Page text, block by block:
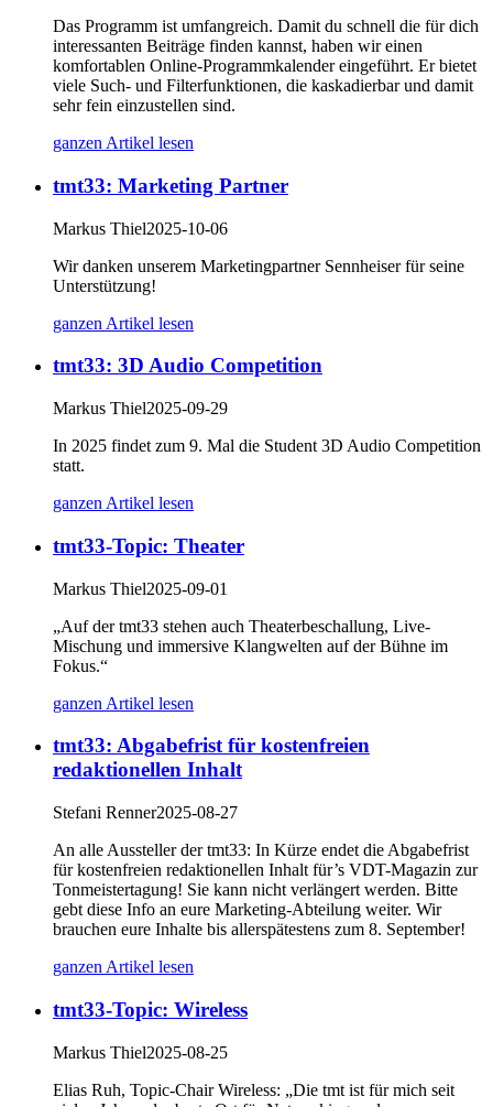
Das Programm ist umfangreich. Damit du schnell die für dich
interessanten Beiträge finden kannst, haben wir einen
komfortablen Online-Programmkalender eingeführt. Er bietet
viele Such- und Filterfunktionen, die kaskadierbar und damit
sehr fein einzustellen sind.
ganzen Artikel lesen
tmt33: Marketing Partner
Markus Thiel2025-10-06
Wir danken unserem Marketingpartner Sennheiser für seine
Unterstützung!
ganzen Artikel lesen
tmt33: 3D Audio Competition
Markus Thiel2025-09-29
In 2025 findet zum 9. Mal die Student 3D Audio Competition
statt.
ganzen Artikel lesen
tmt33-Topic: Theater
Markus Thiel2025-09-01
„Auf der tmt33 stehen auch Theaterbeschallung, Live-
Mischung und immersive Klangwelten auf der Bühne im
Fokus.“
ganzen Artikel lesen
tmt33: Abgabefrist für kostenfreien
redaktionellen Inhalt
Stefani Renner2025-08-27
An alle Aussteller der tmt33: In Kürze endet die Abgabefrist
für kostenfreien redaktionellen Inhalt für’s VDT-Magazin zur
Tonmeistertagung! Sie kann nicht verlängert werden. Bitte
gebt diese Info an eure Marketing-Abteilung weiter. Wir
brauchen eure Inhalte bis allerspätestens zum 8. September!
ganzen Artikel lesen
tmt33-Topic: Wireless
Markus Thiel2025-08-25
Elias Ruh, Topic-Chair Wireless: „Die tmt ist für mich seit